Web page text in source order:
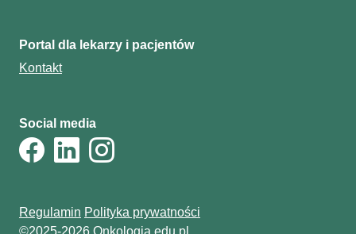
Portal dla lekarzy i pacjentów
Kontakt
Social media
Regulamin Polityka prywatności
©2025-2026 Onkologia.edu.pl